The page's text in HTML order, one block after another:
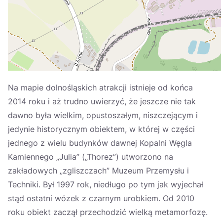
Na mapie dolnośląskich atrakcji istnieje od końca
2014 roku i aż trudno uwierzyć, że jeszcze nie tak
dawno była wielkim, opustoszałym, niszczejącym i
jedynie historycznym obiektem, w której w części
jednego z wielu budynków dawnej Kopalni Węgla
Kamiennego „Julia” („Thorez”) utworzono na
zakładowych „zgliszczach” Muzeum Przemysłu i
Techniki. Był 1997 rok, niedługo po tym jak wyjechał
stąd ostatni wózek z czarnym urobkiem. Od 2010
roku obiekt zaczął przechodzić wielką metamorfozę.